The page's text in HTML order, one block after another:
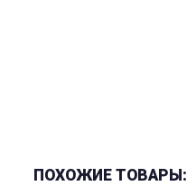
ПОХОЖИЕ ТОВАРЫ: